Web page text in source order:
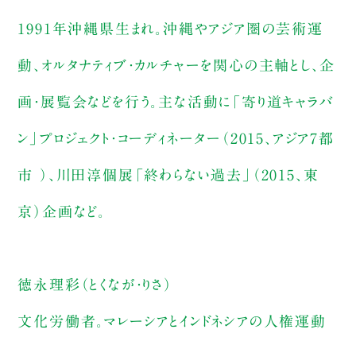
1991年沖縄県生まれ。沖縄やアジア圏の芸術運
動、オルタナティブ・カルチャーを関心の主軸とし、企
画・展覧会などを行う。主な活動に「寄り道キャラバ
ン」プロジェクト・コーディネーター（2015、アジア7都
市 ）、川田淳個展「終わらない過去」（2015、東
京）企画など。
徳永理彩（とくなが・りさ）
文化労働者。マレーシアとインドネシアの人権運動